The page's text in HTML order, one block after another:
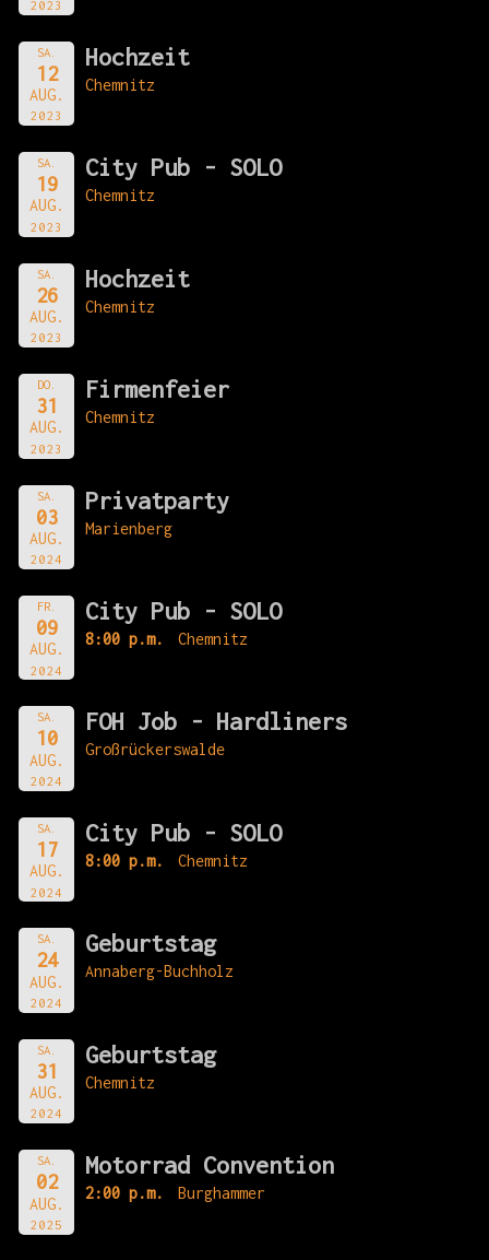
2023
SA.
12
AUG.
2023
Hochzeit
Chemnitz
SA.
19
AUG.
2023
City Pub - SOLO
Chemnitz
SA.
26
AUG.
2023
Hochzeit
Chemnitz
DO.
31
AUG.
2023
Firmenfeier
Chemnitz
SA.
03
AUG.
2024
Privatparty
Marienberg
FR.
09
AUG.
2024
City Pub - SOLO
8:00 p.m. Chemnitz
SA.
10
AUG.
2024
FOH Job - Hardliners
Großrückerswalde
SA.
17
AUG.
2024
City Pub - SOLO
8:00 p.m. Chemnitz
SA.
24
AUG.
2024
Geburtstag
Annaberg-Buchholz
SA.
31
AUG.
2024
Geburtstag
Chemnitz
SA.
02
AUG.
2025
Motorrad Convention
2:00 p.m. Burghammer